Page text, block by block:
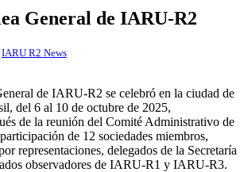
General de IARU-R2
IARU R2 News
de IARU-R2 se celebró en la ciudad de
del 6 al 10 de octubre de 2025,
de la reunión del Comité Administrativo de
de 12 sociedades miembros,
representaciones, delegados de la Secretaría
observadores de IARU-R1 y IARU-R3.